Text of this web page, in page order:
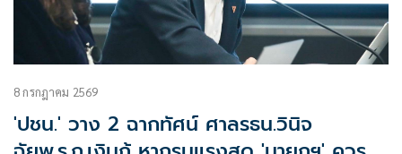
8 กรกฎาคม 2569
'ปชน.' วาง 2 ฉากทัศน์ ศาลรธน.วินิจ